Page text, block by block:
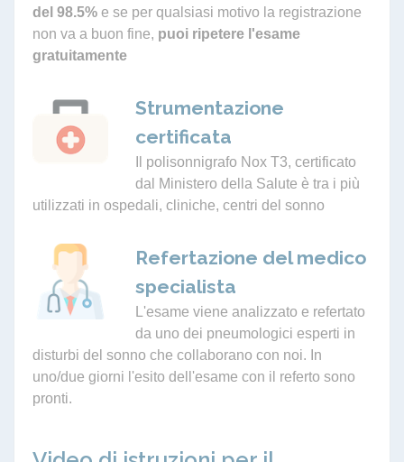
del 98.5% e se per qualsiasi motivo la registrazione
non va a buon fine, puoi ripetere l'esame
gratuitamente
Strumentazione
certificata
Il polisonnigrafo Nox T3, certificato
dal Ministero della Salute è tra i più
utilizzati in ospedali, cliniche, centri del sonno
Refertazione del medico
specialista
L'esame viene analizzato e refertato
da uno dei pneumologici esperti in
disturbi del sonno che collaborano con noi. In
uno/due giorni l'esito dell'esame con il referto sono
pronti.